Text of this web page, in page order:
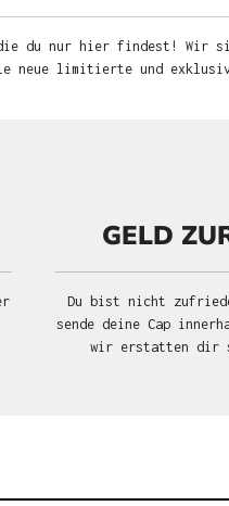
du nur hier findest! Wir
neue limitierte und
GELD
Du bist nicht
sende deine Cap
wir erstatten dir